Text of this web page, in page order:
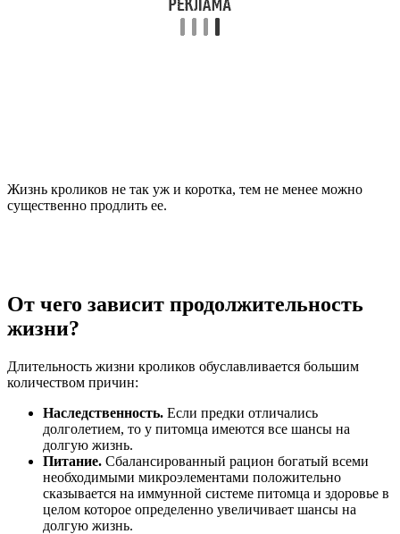
Жизнь кроликов не так уж и коротка, тем не менее можно
существенно продлить ее.
От чего зависит продолжительность
жизни?
Длительность жизни кроликов обуславливается большим
количеством причин:
Наследственность. Если предки отличались
долголетием, то у питомца имеются все шансы на
долгую жизнь.
Питание. Сбалансированный рацион богатый всеми
необходимыми микроэлементами положительно
сказывается на иммунной системе питомца и здоровье в
целом которое определенно увеличивает шансы на
долгую жизнь.